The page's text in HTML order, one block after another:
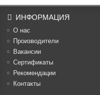
ИНФОРМАЦИЯ
О нас
Производители
Вакансии
Cертификаты
Рекомендации
Контакты